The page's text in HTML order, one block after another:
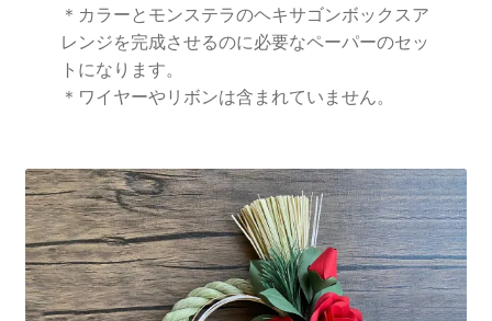
＊カラーとモンステラのヘキサゴンボックスア
レンジを完成させるのに必要なペーパーのセッ
トになります。
＊ワイヤーやリボンは含まれていません。